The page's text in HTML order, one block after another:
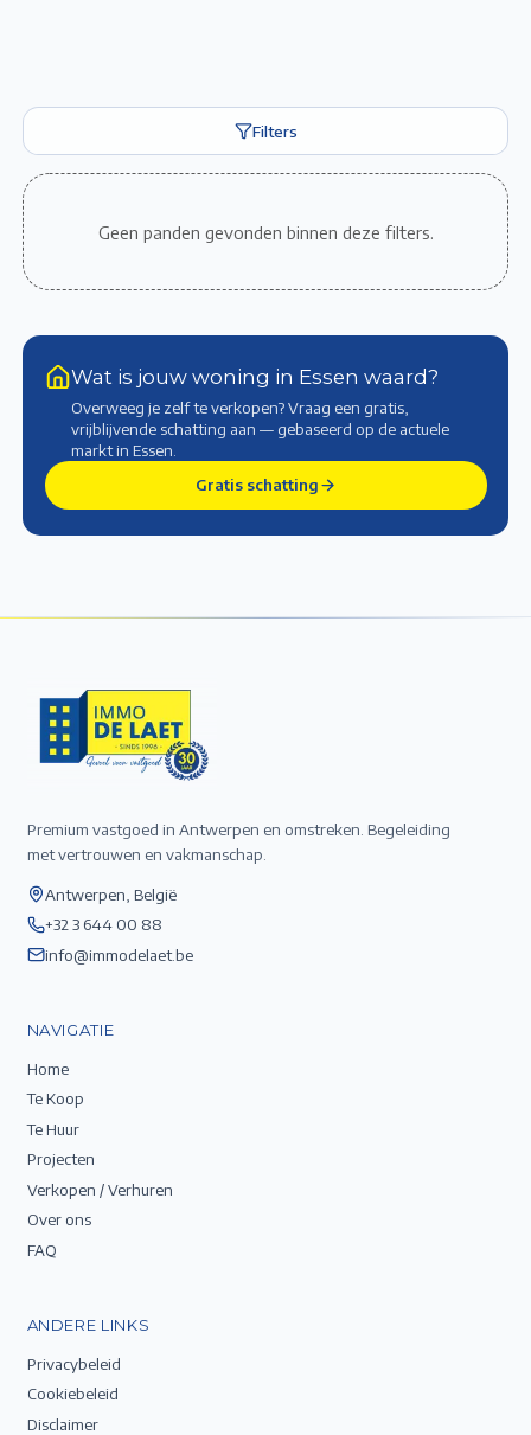
Filters
Geen panden gevonden binnen deze filters.
Wat is jouw woning in Essen waard?
Overweeg je zelf te verkopen? Vraag een gratis,
vrijblijvende schatting aan — gebaseerd op de actuele
marktin Essen
Gratis schatting
Premium vastgoed in Antwerpen en omstreken. Begeleiding
met vertrouwen en vakmanschap.
Antwerpen, België
+32 3 644 00 88
info@immodelaet.be
NAVIGATIE
Home
Te Koop
Te Huur
Projecten
Verkopen / Verhuren
Over ons
FAQ
ANDERE LINKS
Privacybeleid
Cookiebeleid
Disclaimer